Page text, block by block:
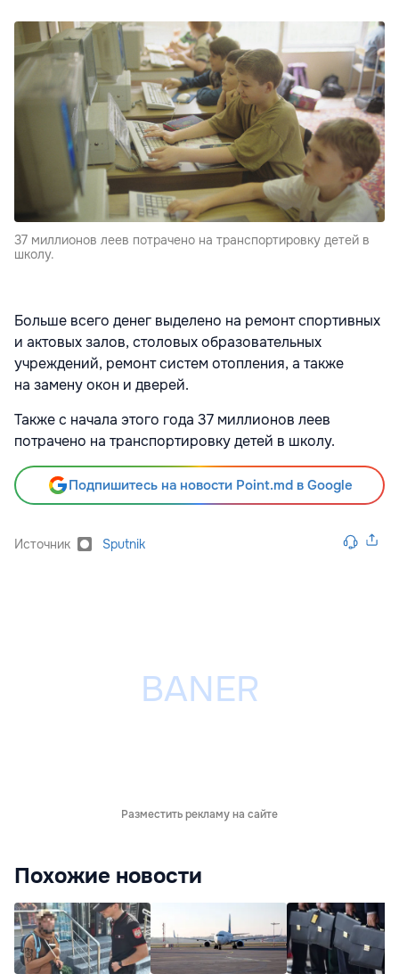
37 миллионов леев потрачено на транспортировку детей в
школу.
Больше всего денег выделено на ремонт спортивных
и актовых залов, столовых образовательных
учреждений, ремонт систем отопления, а также
на замену окон и дверей.
Также с начала этого года 37 миллионов леев
потрачено на транспортировку детей в школу.
Подпишитесь на новости Point.md в Google
Источник Sputnik
Разместить рекламу на сайте
Похожие новости